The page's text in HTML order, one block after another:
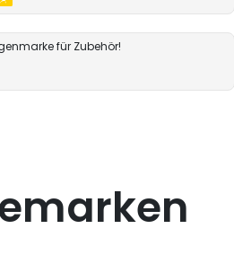
für Zubehör!